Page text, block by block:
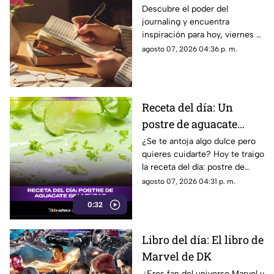
viernes 7 de junio de
2026: Usa este journal
prompt y termina tu
día lleno de gratitud
Descubre el poder del
journaling y encuentra
inspiración para hoy, viernes 7
de junio de 2026. Un prompt
agosto 07, 2026 04:36 p. m.
0:32
Receta del día: Un
postre de aguacate
saludable y sin azúcar
¿Se te antoja algo dulce pero
quieres cuidarte? Hoy te traigo
la receta del día: postre de
aguacate sin azúcar que te va
agosto 07, 2026 04:31 p. m.
Libro del día: El libro de
Marvel de DK